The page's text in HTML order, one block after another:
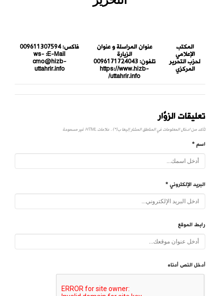
المكتب
الإعلامي
لحزب التحرير
المركزي
عنوان المراسلة و عنوان
الزيارة
تلفون:0096171724043
https://www.hizb-
uttahrir.info/
فاكس:009611307594
E-Mail:
ws-
cmo@hizb-
uttahrir.info
تعليقات الزوَّار
تأكد من ادخال المعلومات في المناطق المشار إليها ب(*) . علامات HTML غير مسموحة
اسم *
البريد الإلكتروني *
رابط الموقع
أدخل النص أدناه